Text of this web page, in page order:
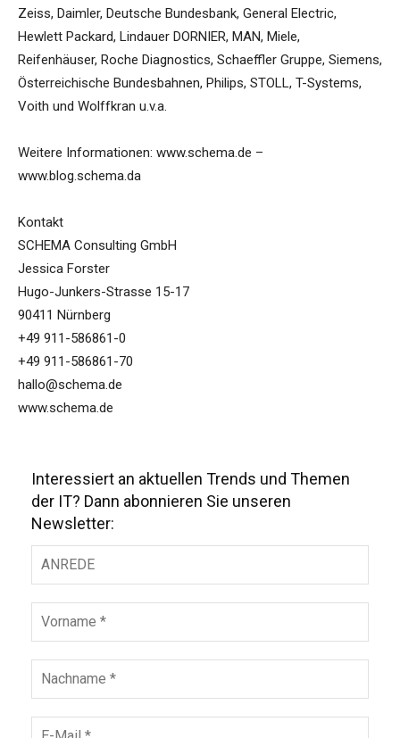
Zeiss, Daimler, Deutsche Bundesbank, General Electric,
Hewlett Packard, Lindauer DORNIER, MAN, Miele,
Reifenhäuser, Roche Diagnostics, Schaeffler Gruppe, Siemens,
Österreichische Bundesbahnen, Philips, STOLL, T-Systems,
Voith und Wolffkran u.v.a.
Weitere Informationen: www.schema.de –
www.blog.schema.da
Kontakt
SCHEMA Consulting GmbH
Jessica Forster
Hugo-Junkers-Strasse 15-17
90411 Nürnberg
+49 911-586861-0
+49 911-586861-70
hallo@schema.de
www.schema.de
Interessiert an aktuellen Trends und Themen
der IT? Dann abonnieren Sie unseren
Newsletter: